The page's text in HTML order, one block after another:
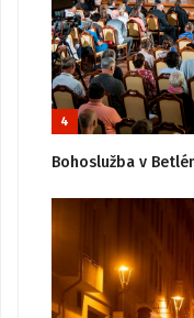
4
Bohoslužba v